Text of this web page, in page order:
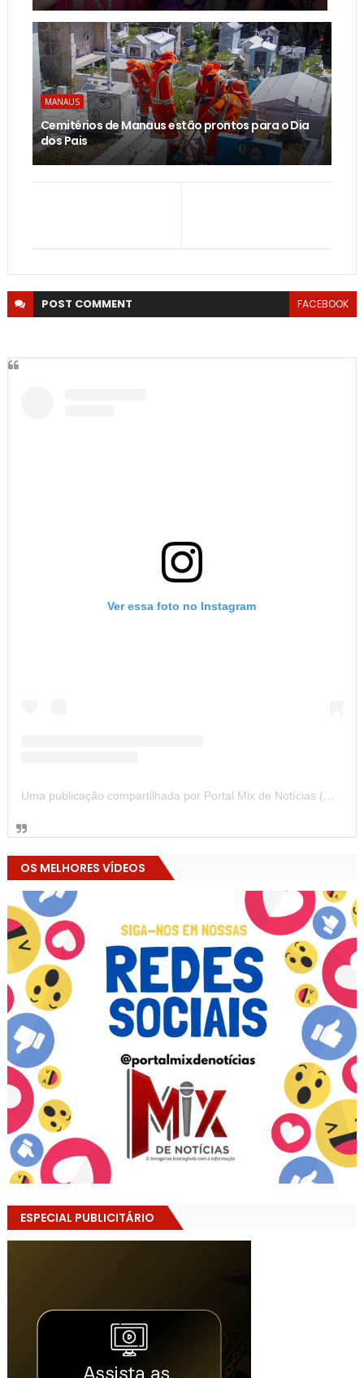
MANAUS
Cemitérios de Manaus estão prontos para o Dia
dos Pais
POST COMMENT FACEBOOK
Ver essa foto no Instagram
Uma publicação compartilhada por Portal Mix de Notícias (@portalmixdenoticias)
OS MELHORES VÍDEOS
ESPECIAL PUBLICITÁRIO